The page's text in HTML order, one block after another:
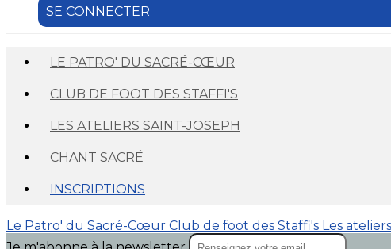
SE CONNECTER
LE PATRO' DU SACRÉ-CŒUR
CLUB DE FOOT DES STAFFI'S
LES ATELIERS SAINT-JOSEPH
CHANT SACRÉ
INSCRIPTIONS
Le Patro' du Sacré-Cœur Club de foot des Staffi's Les